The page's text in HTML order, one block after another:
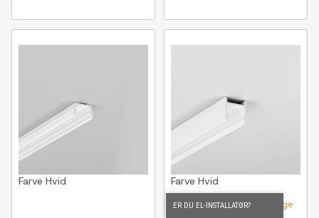
Farve Hvid
Sendes inden for 9-11 dage
Farve Hvid
ER DU EL-INSTALLATØR?